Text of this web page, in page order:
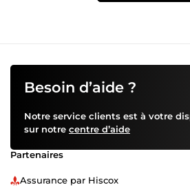
Besoin d’aide ?
Notre service clients est à votre
sur notre centre d’aide
Partenaires
Assurance par Hiscox